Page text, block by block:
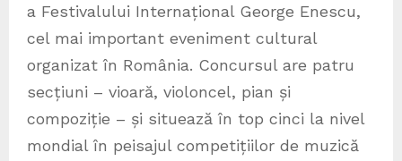
a Festivalului Internațional George Enescu,
cel mai important eveniment cultural
organizat în România. Concursul are patru
secțiuni – vioară, violoncel, pian și
compoziție – și situează în top cinci la nivel
mondial în peisajul competițiilor de muzică